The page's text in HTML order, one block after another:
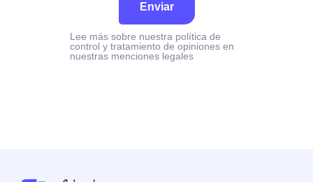
Enviar
Lee más sobre nuestra política de
control y tratamiento de opiniones en
nuestras menciones legales